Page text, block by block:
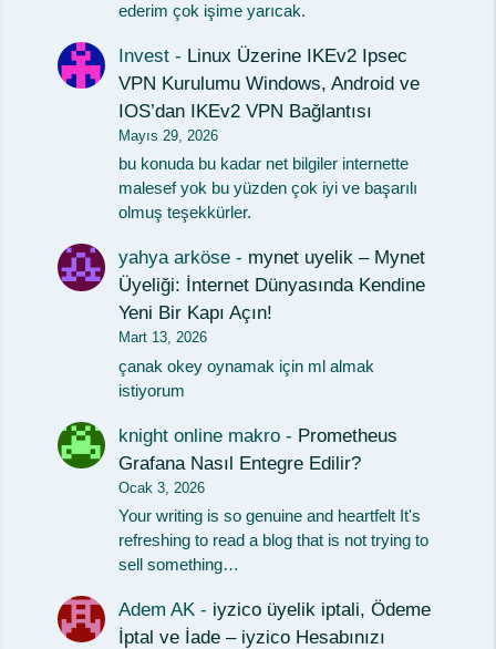
ederim çok işime yarıcak.
Invest - Linux Üzerine IKEv2 Ipsec
VPN Kurulumu Windows, Android ve
IOS’dan IKEv2 VPN Bağlantısı
Mayıs 29, 2026
bu konuda bu kadar net bilgiler internette
malesef yok bu yüzden çok iyi ve başarılı
olmuş teşekkürler.
yahya arköse - mynet uyelik – Mynet
Üyeliği: İnternet Dünyasında Kendine
Yeni Bir Kapı Açın!
Mart 13, 2026
çanak okey oynamak için ml almak
istiyorum
knight online makro - Prometheus
Grafana Nasıl Entegre Edilir?
Ocak 3, 2026
Your writing is so genuine and heartfelt It's
refreshing to read a blog that is not trying to
sell something…
Adem AK - iyzico üyelik iptali, Ödeme
İptal ve İade – iyzico Hesabınızı